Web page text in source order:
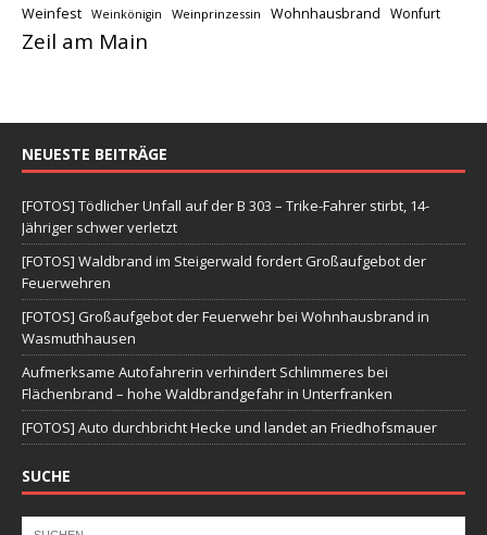
Weinfest Weinkönigin Weinprinzessin Wohnhausbrand Wonfurt
Zeil am Main
NEUESTE BEITRÄGE
[FOTOS] Tödlicher Unfall auf der B 303 – Trike-Fahrer stirbt, 14-
Jähriger schwer verletzt
[FOTOS] Waldbrand im Steigerwald fordert Großaufgebot der
Feuerwehren
[FOTOS] Großaufgebot der Feuerwehr bei Wohnhausbrand in
Wasmuthhausen
Aufmerksame Autofahrerin verhindert Schlimmeres bei
Flächenbrand – hohe Waldbrandgefahr in Unterfranken
[FOTOS] Auto durchbricht Hecke und landet an Friedhofsmauer
SUCHE